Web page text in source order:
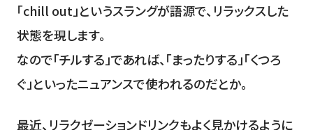
「chill out」というスラングが語源で、リラックスした
状態を現します。
なので「チルする」であれば、「まったりする」「くつろ
ぐ」といったニュアンスで使われるのだとか。
最近、リラクゼーションドリンクもよく見かけるように